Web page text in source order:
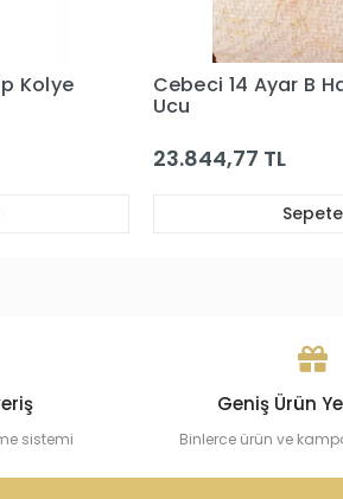
Kolye Cebeci 14 Ayar
Ucu
123.619,81 TL
sistemi
Geniş Ürün
Binlerce ürün ve